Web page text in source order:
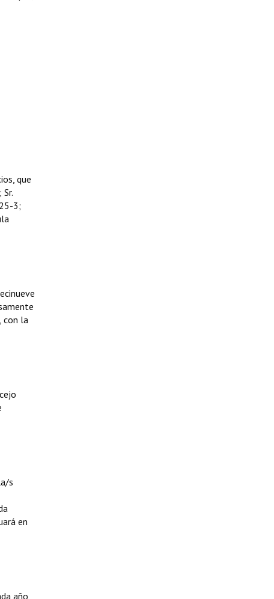
que
3;
con la
s
en
año,